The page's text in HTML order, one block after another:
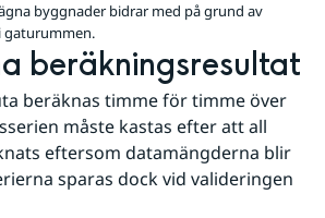
byggnader bidrar med på grund av
gaturummen.
beräkningsresultat
beräknas timme för timme över
måste kastas efter att all
eftersom datamängderna blir
sparas dock vid valideringen